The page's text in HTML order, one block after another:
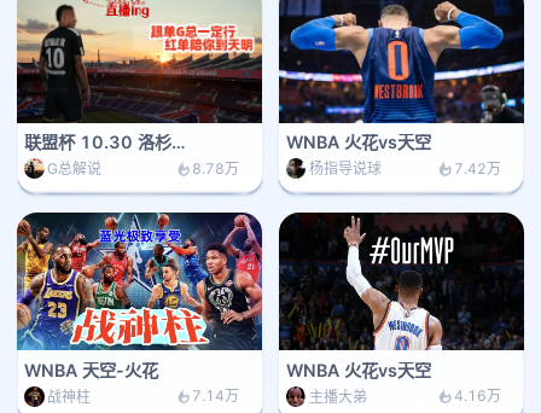
联盟杯 10.30 洛杉矶FC vs 瓜达拉哈拉
G总解说 8.78万
WNBA 火花vs天空
杨指导说球 7.42万
WNBA 天空-火花
战神柱 7.14万
WNBA 火花vs天空
主播大弟 4.16万